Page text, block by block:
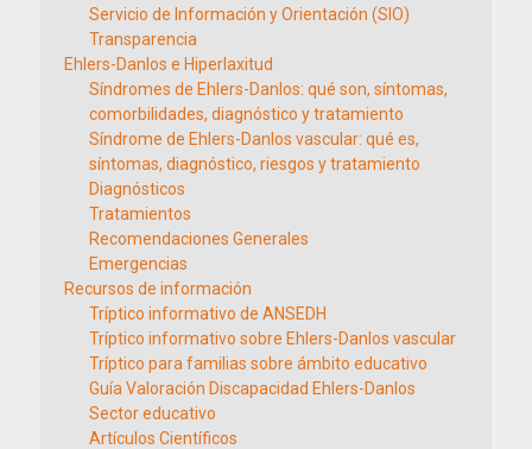
Servicio de Información y Orientación (SIO)
Transparencia
Ehlers-Danlos e Hiperlaxitud
Síndromes de Ehlers-Danlos: qué son, síntomas,
comorbilidades, diagnóstico y tratamiento
Síndrome de Ehlers-Danlos vascular: qué es,
síntomas, diagnóstico, riesgos y tratamiento
Diagnósticos
Tratamientos
Recomendaciones Generales
Emergencias
Recursos de información
Tríptico informativo de ANSEDH
Tríptico informativo sobre Ehlers-Danlos vascular
Tríptico para familias sobre ámbito educativo
Guía Valoración Discapacidad Ehlers-Danlos
Sector educativo
Artículos Científicos